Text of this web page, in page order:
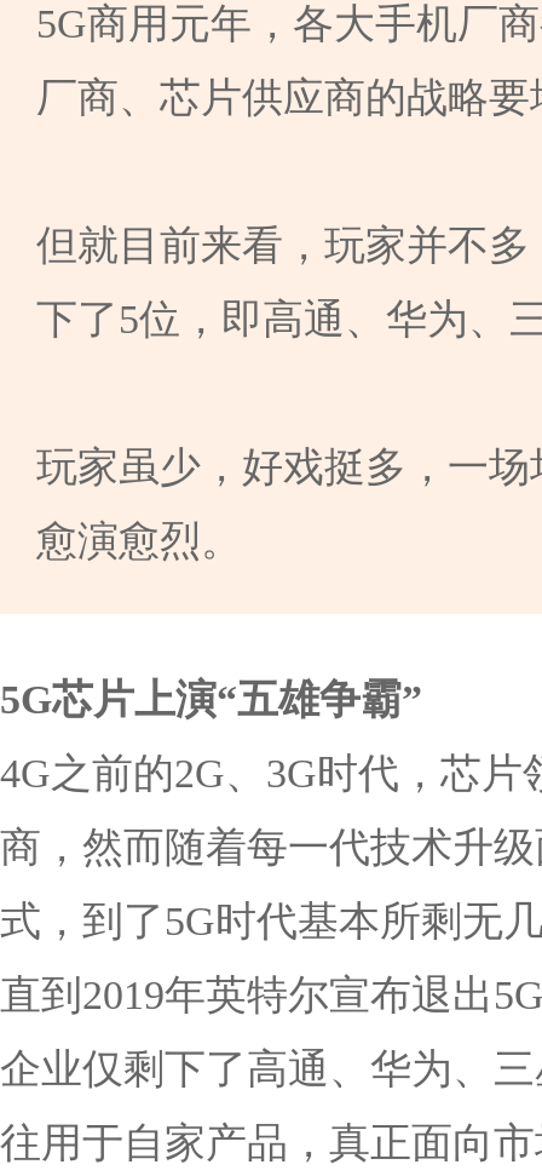
5G商用元年，各大手机厂
厂商、芯片供应商的战略要
但就目前来看，玩家并不
下了5位，即高通、华为、
玩家虽少，好戏挺多，一
愈演愈烈。
5G芯片上演“五雄争霸”
4G之前的2G、3G时代，芯
商，然而随着每一代技术升
式，到了5G时代基本所剩无
直到2019年英特尔宣布退出
企业仅剩下了高通、华为、
往用于自家产品，真正面向